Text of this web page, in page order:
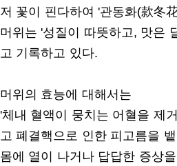
저 꽃이 핀다하여 '관동화(款冬
머위는 '성질이 따뜻하고, 맛은
고 기록하고 있다.
머위의 효능에 대해서는
'체내 혈액이 뭉치는 어혈을 제
고 폐결핵으로 인한 피고름을
몸에 열이 나거나 답답한 증상